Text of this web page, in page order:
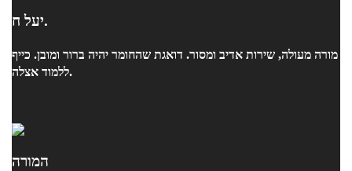
יעל ח.
מורה מעולה, שירות אדיב ומסור. דואגת שהחומר יהיה ברור ומובן. כייף
ללמוד אצלה.
המורה